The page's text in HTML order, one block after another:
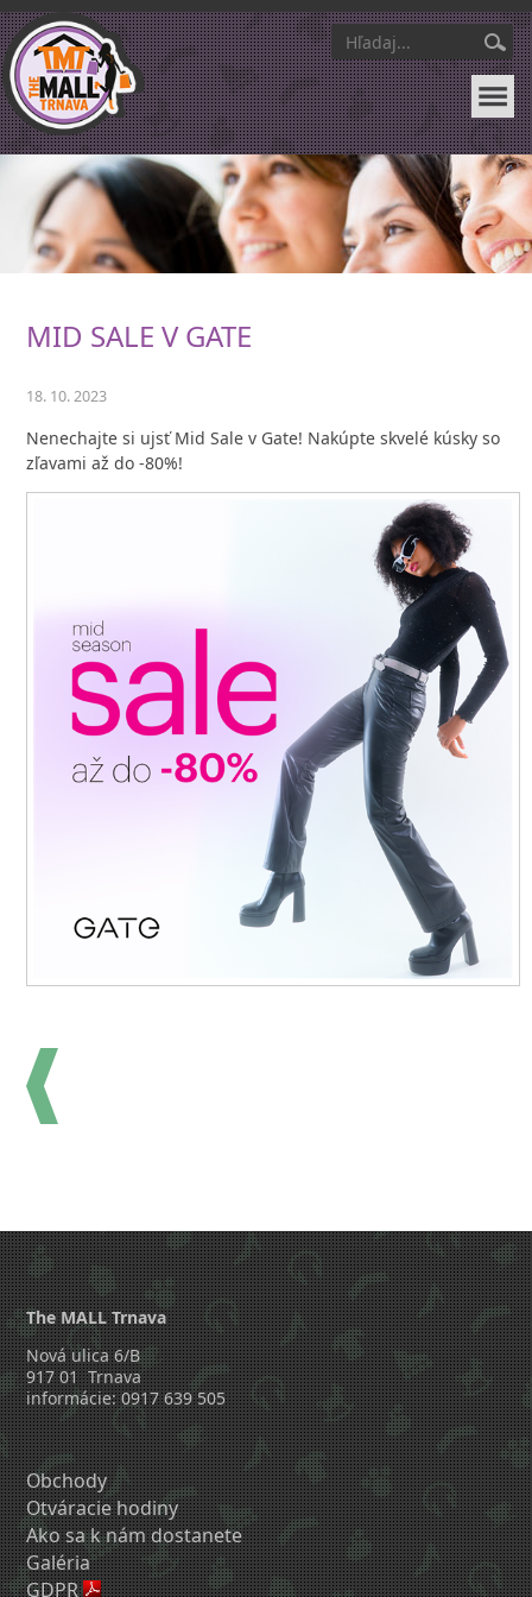
MID SALE V GATE
18. 10. 2023
Nenechajte si ujsť Mid Sale v Gate! Nakúpte skvelé kúsky so
zľavami až do -80%!
The MALL Trnava
Nová ulica 6/B
917 01 Trnava
informácie: 0917 639 505
Obchody
Otváracie hodiny
Ako sa k nám dostanete
Galéria
GDPR